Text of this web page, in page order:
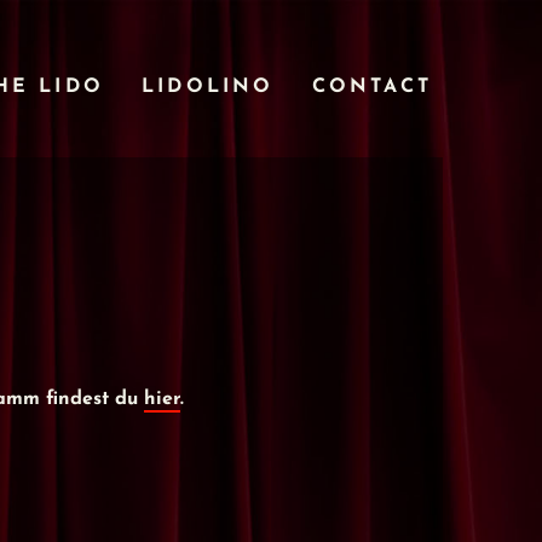
LIDO LIDOLINO CONTACT
findest du hier.